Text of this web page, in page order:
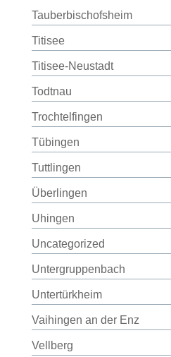
Tauberbischofsheim
Titisee
Titisee-Neustadt
Todtnau
Trochtelfingen
Tübingen
Tuttlingen
Überlingen
Uhingen
Uncategorized
Untergruppenbach
Untertürkheim
Vaihingen an der Enz
Vellberg